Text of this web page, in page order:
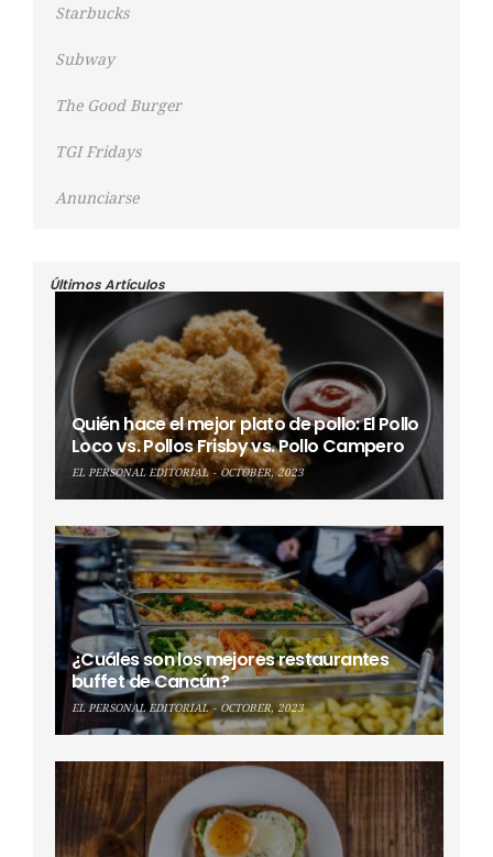
Starbucks
Subway
The Good Burger
TGI Fridays
Anunciarse
Últimos Artículos
Quién hace el mejor plato de pollo: El Pollo
Loco vs. Pollos Frisby vs. Pollo Campero
EL PERSONAL EDITORIAL OCTOBER, 2023
¿Cuáles son los mejores restaurantes
buffet de Cancún?
EL PERSONAL EDITORIAL OCTOBER, 2023